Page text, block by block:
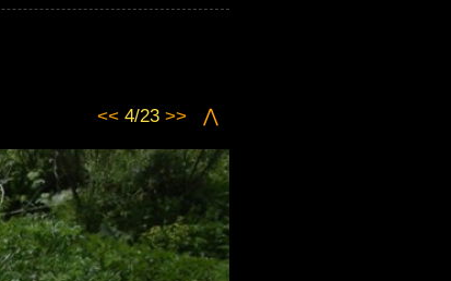
<< 4/23 >> ⋀